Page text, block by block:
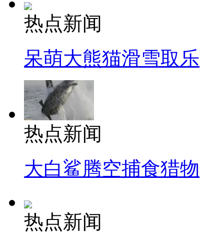
热点新闻
呆萌大熊猫滑雪取乐
热点新闻
大白鲨腾空捕食猎物
热点新闻